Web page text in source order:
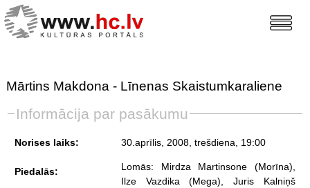
Mārtins Makdona - Līnenas Skaistumkaraliene
Informācija par pasākumu
Norises laiks: 30.aprīlis, 2008, trešdiena , 19:00
Piedalās:
Lomās: Mirdza Martinsone (Morīna),
Ilze Vazdika (Mega), Juris Kalniņš